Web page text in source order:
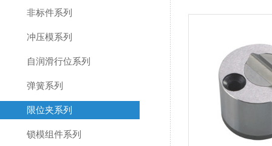
非标件系列
冲压模系列
自润滑行位系列
弹簧系列
限位夹系列
锁模组件系列